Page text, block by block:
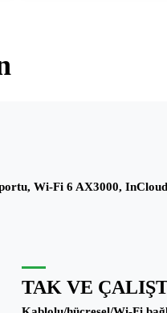
Wi-Fi 6 AX3000,
TAK VE